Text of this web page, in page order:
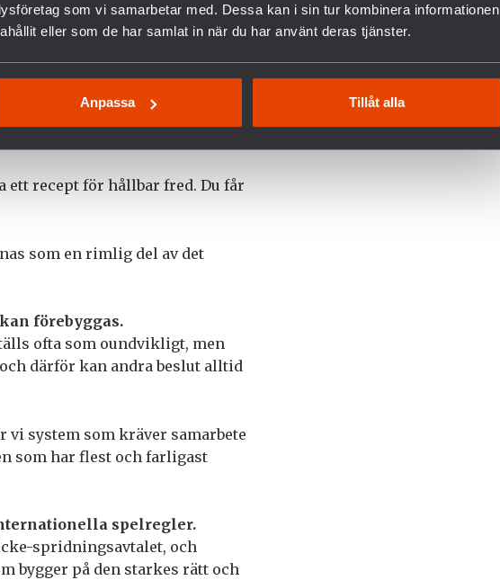
som vi samarbetar med. Dessa kan i sin tur kombinera informationen
eller som de har samlat in när du har använt deras tjänster.
Anpassa Tillåt alla
decennier av ökad trygghet var
av internationell rätt och
till annat.
ett recept för hållbar fred. Du får
som en rimlig del av det
förebyggas.
ofta som oundvikligt, men
därför kan andra beslut alltid
system som kräver samarbete
som har flest och farligast
spelregler.
spridningsavtalet, och
bygger på den starkes rätt och